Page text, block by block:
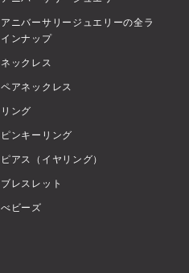
アニバーサリージュエリーの全ラ
インナップ
ネックレス
ペアネックレス
リング
ピンキーリング
ピアス（イヤリング）
ブレスレット
べビーズ